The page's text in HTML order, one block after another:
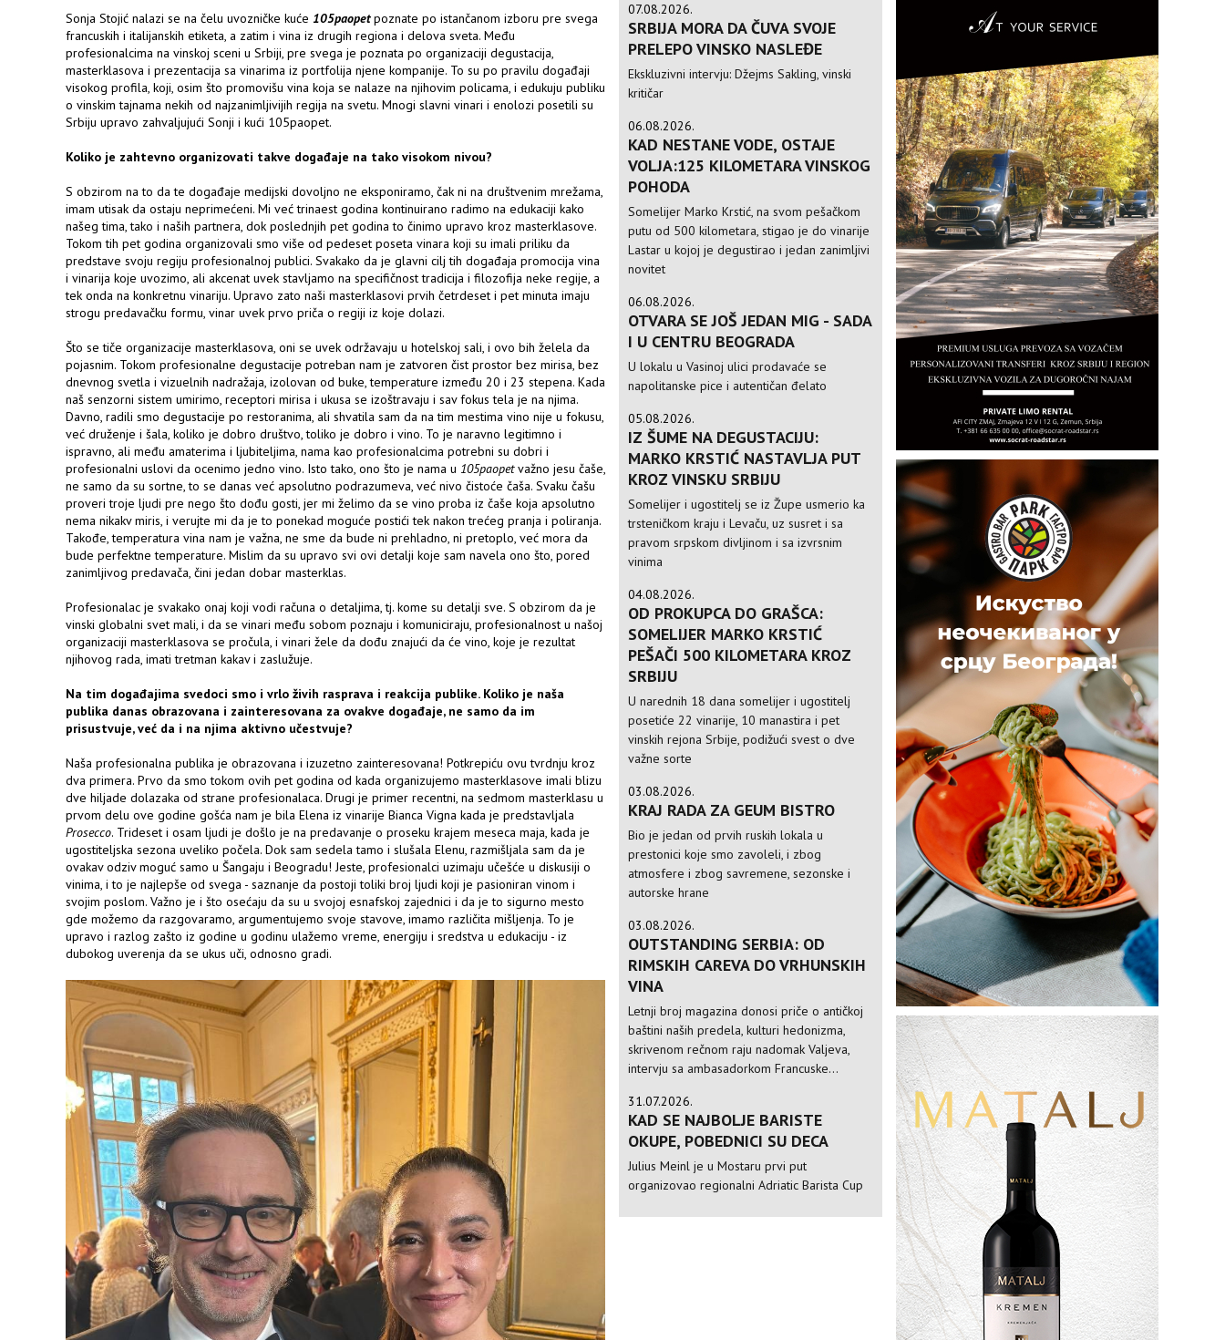
Sonja Stojić nalazi se na čelu uvozničke kuće 105paopet​poznate po istančanom izboru pre svega
francuskih i italijanskih etiketa, a zatim i vina iz drugih regiona i delova sveta. Među
profesionalcima na vinskoj sceni u Srbiji, pre svega je poznata po organizaciji degustacija,
masterklasova i prezentacija sa vinarima iz portfolija njene kompanije. To su po pravilu događaji
visokog profila, koji, osim što promovišu vina koja se nalaze na njihovim policama, i edukuju publiku
o vinskim tajnama nekih od najzanimljivijih regija na svetu. Mnogi slavni vinari i enolozi posetili su
Srbiju upravo zahvaljujući Sonji i kući 105paopet.
Koliko je zahtevno organizovati takve događaje na tako visokom nivou?
S obzirom na to da te događaje medijski dovoljno ne eksponiramo, čak ni na društvenim mrežama,
imam utisak da ostaju neprimećeni. Mi već trinaest godina kontinuirano radimo na edukaciji kako
našeg tima, tako i naših partnera, dok poslednjih pet godina to činimo upravo kroz masterklasove.
Tokom tih pet godina organizovali smo više od pedeset poseta vinara koji su imali priliku da
predstave svoju regiju profesionalnoj publici. Svakako da je glavni cilj tih događaja promocija vina
i vinarija koje uvozimo, ali akcenat uvek stavljamo na specifičnost tradicija i filozofija neke regije, a
tek onda na konkretnu vinariju. Upravo zato naši masterklasovi prvih četrdeset i pet minuta imaju
strogu predavačku formu, vinar uvek prvo priča o regiji iz koje dolazi.
Što se tiče organizacije masterklasova, oni se uvek održavaju u hotelskoj sali, i ovo bih želela da
pojasnim. Tokom profesionalne degustacije potreban nam je zatvoren čist prostor bez mirisa, bez
dnevnog svetla i vizuelnih nadražaja, izolovan od buke, temperature između 20 i 23 stepena. Kada
naš senzorni sistem umirimo, receptori mirisa i ukusa se izoštravaju i sav fokus tela je na njima.
Davno, radili smo degustacije po restoranima, ali shvatila sam da na tim mestima vino nije u fokusu,
već druženje i šala, koliko je dobro društvo, toliko je dobro i vino. To je naravno legitimno i
ispravno, ali među amaterima i ljubiteljima, nama kao profesionalcima potrebni su dobri i
profesionalni uslovi da ocenimo jedno vino. Isto tako, ono što je nama u 105paopetvažno jesu čaše,
ne samo da su sortne, to se danas već apsolutno podrazumeva, već nivo čistoće čaša. Svaku čašu
proveri troje ljudi pre nego što dođu gosti, jer mi želimo da se vino proba iz čaše koja apsolutno
nema nikakv miris, i verujte mi da je to ponekad moguće postići tek nakon trećeg pranja i poliranja.
Takođe, temperatura vina nam je važna, ne sme da bude ni prehladno, ni pretoplo, već mora da
bude perfektne temperature. Mislim da su upravo svi ovi detalji koje sam navela ono što, pored
zanimljivog predavača, čini jedan dobar masterklas.
Profesionalac je svakako onaj koji vodi računa o detaljima, tj. kome su detalji sve. S obzirom da je
vinski globalni svet mali, i da se vinari među sobom poznaju i komuniciraju, profesionalnost u našoj
organizaciji masterklasova se pročula, i vinari žele da dođu znajući da će vino, koje je rezultat
njihovog rada, imati tretman kakav i zaslužuje.
Na tim događajima svedoci smo i vrlo živih rasprava i reakcija publike. Koliko je naša
publika danas obrazovana i zainteresovana za ovakve događaje, ne samo da im
prisustvuje, već da i na njima aktivno učestvuje?
Naša profesionalna publika je obrazovana i izuzetno zainteresovana! Potkrepiću ovu tvrdnju kroz
dva primera. Prvo da smo tokom ovih pet godina od kada organizujemo masterklasove imali blizu
dve hiljade dolazaka od strane profesionalaca. Drugi je primer recentni, na sedmom masterklasu u
prvom delu ove godine gošća nam je bila Elena iz vinarije Bianca Vigna kada je predstavljala
Prosecco. Trideset i osam ljudi je došlo je na predavanje o proseku krajem meseca maja, kada je
ugostiteljska sezona uveliko počela. Dok sam sedela tamo i slušala Elenu, razmišljala sam da je
ovakav odziv moguć samo u Šangaju i Beogradu! Jeste, profesionalci uzimaju učešće u diskusiji o
vinima, i to je najlepše od svega - saznanje da postoji toliki broj ljudi koji je pasioniran vinom i
svojim poslom. Važno je i što osećaju da su u svojoj esnafskoj zajednici i da je to sigurno mesto
gde možemo da razgovaramo, argumentujemo svoje stavove, imamo različita mišljenja. To je
upravo i razlog zašto iz godine u godinu ulažemo vreme, energiju i sredstva u edukaciju - iz
dubokog uverenja da se ukus uči, odnosno gradi.
07.08.2026.
SRBIJA MORA DA ČUVA SVOJE
PRELEPO VINSKO NASLEĐE
Ekskluzivni intervju: Džejms Sakling, vinski
kritičar
06.08.2026.
KAD NESTANE VODE, OSTAJE
VOLJA:125 KILOMETARA VINSKOG
POHODA
Somelijer Marko Krstić, na svom pešačkom
putu od 500 kilometara, stigao je do vinarije
Lastar u kojoj je degustirao i jedan zanimljivi
novitet
06.08.2026.
OTVARA SE JOŠ JEDAN MIG - SADA
I U CENTRU BEOGRADA
U lokalu u Vasinoj ulici prodavaće se
napolitanske pice i autentičan đelato
05.08.2026.
IZ ŠUME NA DEGUSTACIJU:
MARKO KRSTIĆ NASTAVLJA PUT
KROZ VINSKU SRBIJU
Somelijer i ugostitelj se iz Župe usmerio ka
trsteničkom kraju i Levaču, uz susret i sa
pravom srpskom divljinom i sa izvrsnim
vinima
04.08.2026.
OD PROKUPCA DO GRAŠCA:
SOMELIJER MARKO KRSTIĆ
PEŠAČI 500 KILOMETARA KROZ
SRBIJU
U narednih 18 dana somelijer i ugostitelj
posetiće 22 vinarije, 10 manastira i pet
vinskih rejona Srbije, podižući svest o dve
važne sorte
03.08.2026.
KRAJ RADA ZA GEUM BISTRO
Bio je jedan od prvih ruskih lokala u
prestonici koje smo zavoleli, i zbog
atmosfere i zbog savremene, sezonske i
autorske hrane
03.08.2026.
OUTSTANDING SERBIA: OD
RIMSKIH CAREVA DO VRHUNSKIH
VINA
Letnji broj magazina donosi priče o antičkoj
baštini naših predela, kulturi hedonizma,
skrivenom rečnom raju nadomak Valjeva,
intervju sa ambasadorkom Francuske...
31.07.2026.
KAD SE NAJBOLJE BARISTE
OKUPE, POBEDNICI SU DECA
Julius Meinl je u Mostaru prvi put
organizovao regionalni Adriatic Barista Cup